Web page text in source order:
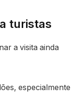
turistas
a visita ainda
especialmente